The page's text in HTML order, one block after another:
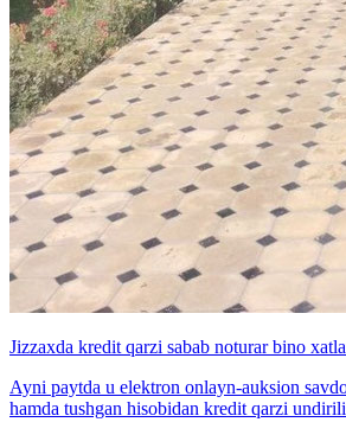
Jizzaxda kredit qarzi sabab noturar bino
Ayni paytda u elektron onlayn-auksion
hamda tushgan hisobidan kredit qarzi